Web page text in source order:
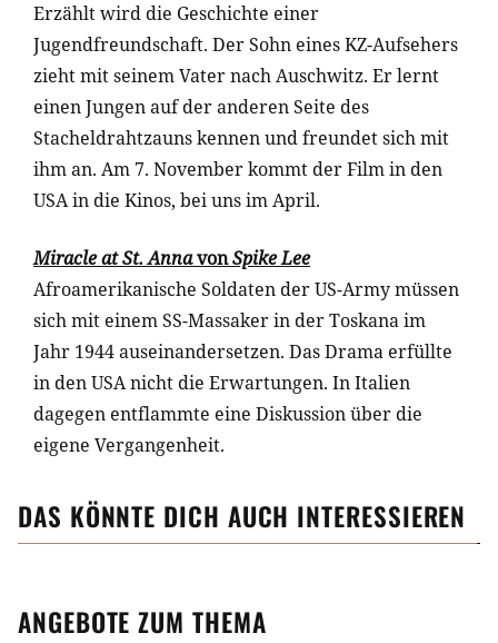
Erzählt wird die Geschichte einer
Jugendfreundschaft. Der Sohn eines KZ-Aufsehers
zieht mit seinem Vater nach Auschwitz. Er lernt
einen Jungen auf der anderen Seite des
Stacheldrahtzauns kennen und freundet sich mit
ihm an. Am 7. November kommt der Film in den
USA in die Kinos, bei uns im April.
Miracle at St. AnnavonSpike Lee
Afroamerikanische Soldaten der US-Army müssen
sich mit einem SS-Massaker in der Toskana im
Jahr 1944 auseinandersetzen. Das Drama erfüllte
in den USA nicht die Erwartungen. In Italien
dagegen entflammte eine Diskussion über die
eigene Vergangenheit.
DAS KÖNNTE DICH AUCH INTERESSIEREN
ANGEBOTE ZUM THEMA